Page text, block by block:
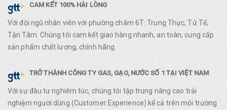
CAM KẾT 100% HÀI LÒNG
Với đội ngũ nhân viên với phường châm 6T: Trung Thực, Tử Tế,
Tận Tâm. Chúng tôi cam kết giao hàng nhanh, an toàn, cung cấp
sản phẩm chất lượng, chính hãng.
TRỞ THÀNH CÔNG TY GAS, GẠO, NƯỚC SỐ 1 TẠI VIỆT NAM
Với sự đầu tư nghiêm túc, chúng tôi tập trung nâng cao trải
nghiệm người dùng (Customer Experience) kể cả trên môi trường